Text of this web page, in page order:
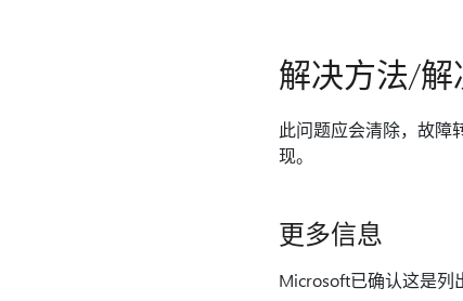
解决方法/解
此问题应会清除，故障
现。
更多信息
Microsoft已确认这是列